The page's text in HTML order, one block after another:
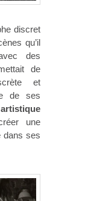
discret
qu’il
des
de
et
de ses
une
dans ses